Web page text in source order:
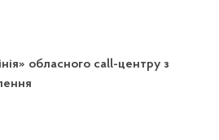
обласного call-центру з